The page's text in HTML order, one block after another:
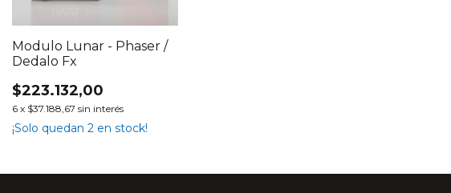
Modulo Lunar - Phaser /
Dedalo Fx
$223.132,00
6 x $37.188,67 sin interés
¡Solo quedan2 en stock!